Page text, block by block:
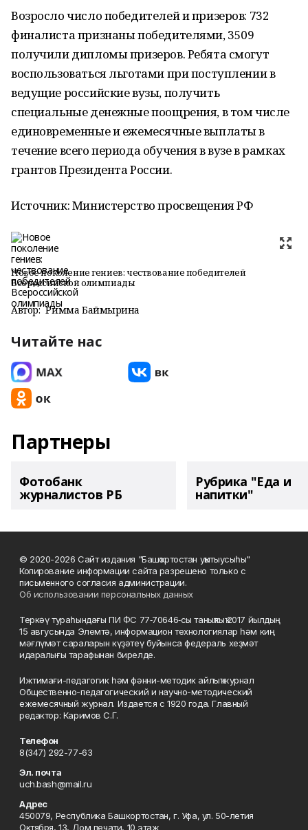
Возросло число победителей и призеров: 732
финалиста признаны победителями, 3509
получили дипломы призеров. Ребята смогут
воспользоваться льготами при поступлении в
ведущие российские вузы, получить
специальные денежные поощрения, в том числе
единовременные и ежемесячные выплаты в
течение всего периода обучения в вузе в рамках
грантов Президента России.
Источник: Министерство просвещения РФ
Новое поколение гениев: чествование победителей
Всероссийской олимпиады
Автор: Римма Баймырҙина
Читайте нас
Партнеры
Фотобанк
журналистов РБ
Рубрика "Еда и
напитки"
© 2020-2026 Сайт издания "Башҡортостан уҡытыусыһы"
Копирование информации сайта разрешено только с
письменного согласия администрации.
Об использовании персональных данных
Теркәү тураһындағы ПИ ФС 77‑70646‑сы таныҡлыҡ 2017 йылдың
15 авгусында Элемтә, информацион технологиялар һәм киң
мәғлүмәт сараларын күҙәтеү буйынса федераль хеҙмәт
идаралығы тарафынан бирелде.
Ижтимағи-педагогик һәм фәнни-методик айлыҡ журнал
Общественно-педагогический и научно-методический
ежемесячный журнал. Издается с 1920 года. Главный
редактор: Каримов С.Г.
Телефон
8(347) 292-77-63
Эл. почта
uch.bash@mail.ru
Адрес
450079, Республика Башкортостан, г. Уфа, ул. 50-летия
Октября, 13, Дом печати, 10 этаж